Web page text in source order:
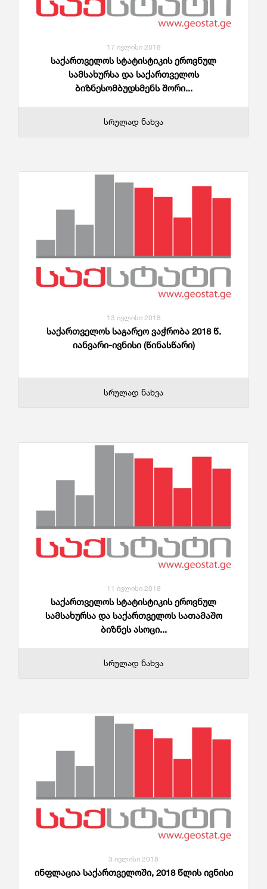
17 ივლისი 2018
საქართველოს სტატისტიკის ეროვნულ
სამსახურსა და საქართველოს
ბიზნესომბუდსმენს შორი...
სრულად ნახვა
13 ივლისი 2018
საქართველოს საგარეო ვაჭრობა 2018 წ.
იანვარი-ივნისი (წინასწარი)
სრულად ნახვა
11 ივლისი 2018
საქართველოს სტატისტიკის ეროვნულ
სამსახურსა და საქართველოს სათამაშო
ბიზნეს ასოცი...
სრულად ნახვა
3 ივლისი 2018
ინფლაცია საქართველოში, 2018 წლის ივნისი